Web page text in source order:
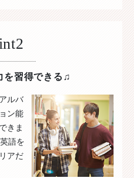
を習得できる♫
ルバ
ン能
きま
語を
アだ